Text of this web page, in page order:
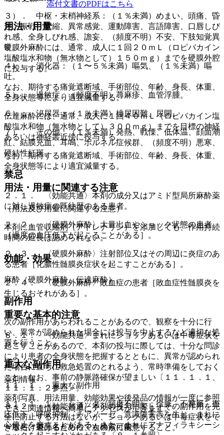
３）． 中枢・末梢神経系：（１％未満）めまい、頭痛、昏
迷、振戦、攣縮、異常感覚、運動障害、言語障害、口唇しび
れ感、全身しびれ感、譫妄、（頻度不明）不安、下肢知覚異
常。
４）． 消化器：（１〜５％未満）嘔気、（１％未満）嘔
吐。
５）． 過敏症：（頻度不明）蕁麻疹、血管浮腫。
６）． 泌尿器：（１％未満）排尿困難、尿閉。
７）． その他：（１％未満）発熱、戦慄、低体温、顔面潮
紅、結膜充血、耳鳴、ホルネル症候群、（頻度不明）悪寒、
硬結性紅斑。
禁忌
２．１． 〈効能共通〉本剤の成分又はアミド型局所麻酔薬
に対し過敏症の既往歴のある患者。
２．２． 〈硬膜外麻酔〉大量出血やショック状態の患者
［過度の血圧低下が起こることがある］。
２．３． 〈硬膜外麻酔〉注射部位又はその周辺に炎症のあ
る患者［化膿性髄膜炎症状を起こすことがある］。
２．４． 〈硬膜外麻酔〉敗血症の患者［敗血症性髄膜炎を
生じるおそれがある］。
重要な基本的注意
８．１． 〈効能共通〉まれにショックあるいは中毒症状を
起こすことがあるので、本剤の投与に際しては、十分な問診
により患者の全身状態を把握するとともに、異常が認められ
た場合に直ちに救急処置のとれるよう、常時準備をしておく
こと。なお、事前の静脈路確保が望ましい〔１１．１．１、
１１．１．２参照〕。
８．２． 〈効能共通〉本剤の投与に際し、その副作用を完
全に防止する方法はないが、ショックあるいは中毒症状をで
きるだけ避けるために、次の点に留意すること。
添付文書のPDFはこちら
用法・用量
硬膜外麻酔には、通常、成人に１回２０ｍＬ（ロピバカイン
塩酸塩水和物（無水物として）１５０ｍｇ）までを硬膜外腔
に投与する。
なお、期待する痛覚遮断域、手術部位、年齢、身長、体重、
全身状態等により適宜減量する。
伝達麻酔には、通常、成人に１回４０ｍＬ（ロピバカイン塩
酸塩水和物（無水物として）３００ｍｇ）までを目標の神経
あるいは神経叢近傍に投与する。
なお、期待する痛覚遮断域、手術部位、年齢、身長、体重、
全身状態等により適宜減量する。
用法・用量に関連する注意
（用法及び用量に関連する注意）
本剤に血管収縮剤（アドレナリン）を添加しても、作用持続
時間の延長は認められない。
効能・効果
麻酔（硬膜外麻酔、伝達麻酔）。
副作用
次の副作用があらわれることがあるので、観察を十分に行
い、異常が認められた場合には投与を中止するなど適切な処
置を行うこと。
重大な副作用
１１．１． 重大な副作用
１１．１．１． ショック（頻度不明）：徐脈、不整脈、血
圧低下、呼吸抑制、チアノーゼ、意識障害等を生じ、まれに
心停止を来すことがある。また、まれにアナフィラキシーシ
薬剤情報
薬剤写真、用法用量、効能効果や後発品の情報が一度に参照
でき、関連情報へ簡単にアクセスができます。
一般名、製品名どちらでも検索可能！